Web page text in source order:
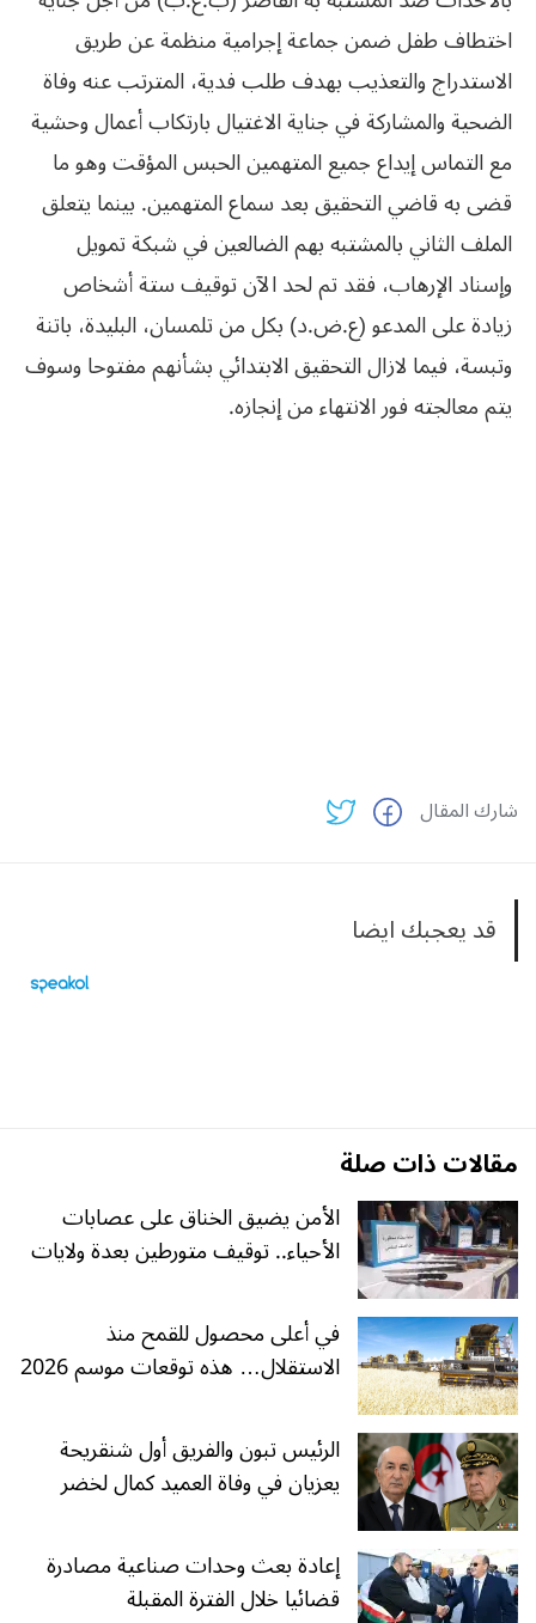
اختطاف طفل ضمن جماعة إجرامية منظمة عن طريق
الاستدراج والتعذيب بهدف طلب فدية، المترتب عنه وفاة
الضحية والمشاركة في جناية الاغتيال بارتكاب أعمال وحشية
مع التماس إيداع جميع المتهمين الحبس المؤقت وهو ما
قضى به قاضي التحقيق بعد سماع المتهمين. بينما يتعلق
الملف الثاني بالمشتبه بهم الضالعين في شبكة تمويل
وإسناد الإرهاب، فقد تم لحد الآن توقيف ستة أشخاص
زيادة على المدعو (ع.ض.د) بكل من تلمسان، البليدة، باتنة
وتبسة، فيما لازال التحقيق الابتدائي بشأنهم مفتوحا وسوف
يتم معالجته فور الانتهاء من إنجازه.
شارك المقال
قد يعجبك ايضا
مقالات ذات صلة
الأمن يضيق الخناق على عصابات
الأحياء.. توقيف متورطين بعدة ولايات
في أعلى محصول للقمح منذ
الاستقلال… هذه توقعات موسم 2026
الرئيس تبون والفريق أول شنقريحة
يعزيان في وفاة العميد كمال لخضر
إعادة بعث وحدات صناعية مصادرة
قضائيا خلال الفترة المقبلة